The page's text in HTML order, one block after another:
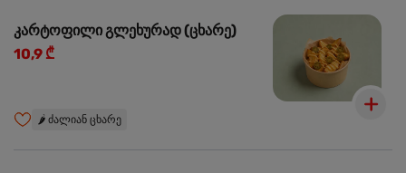
კარტოფილი გლეხურად (ცხარე)
10,9 ₾
🌶️ ძალიან ცხარე